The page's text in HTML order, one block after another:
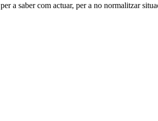
per a saber com actuar, per a no normalitzar